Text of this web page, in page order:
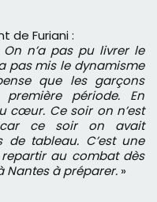
de Furiani :
n’a pas pu livrer le
pas mis le dynamisme
que les garçons
période. En
cœur. Ce soir on n’est
ce soir on avait
tableau. C’est une
au combat dès
Nantes à préparer. »